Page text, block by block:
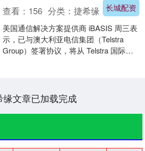
长城配资
查看： 156 分类：捷希缘
美国通信解决方案提供商 iBASIS 周三表
示，已与澳大利亚电信集团（Telstra
Group）签署协议，将从 Telstra 国际业
缘文章已加载完成